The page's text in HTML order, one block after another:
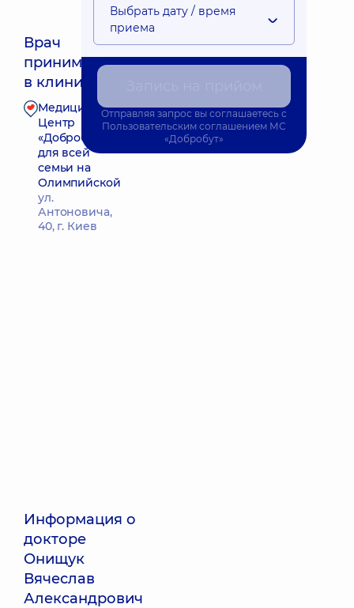
Врач
принимает
в клинике
Ближайшее время приема: Сьогодні о 15:15
Медицинский
Центр
«Добробут»
для всей
семьи на
Олимпийской
ул.
Антоновича,
40, г. Киев
Запись к врачу
Информация о
докторе
Онищук
Вячеслав
Александрович
Выбрать дату / время
приема
Отправляя запрос вы соглашаетесь с
Пользовательским соглашением МС
«Добробут»